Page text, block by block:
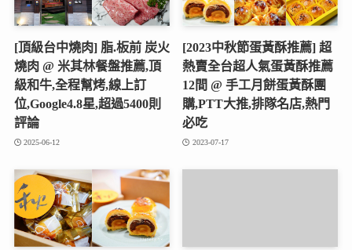
[頂級台中燒肉] 脂.板前 炭火
燒肉 @ 米其林餐盤推薦,頂
級和牛,全程幫烤,線上訂
位,Google4.8星,超過5400則
評論
2025-06-12
[2023中秋節蛋黃酥推薦] 超
熱賣全台超人氣蛋黃酥推薦
12間 @ 手工月餅蛋黃酥團
購,PTT大推,排隊名店,熱門
必吃
2023-07-17